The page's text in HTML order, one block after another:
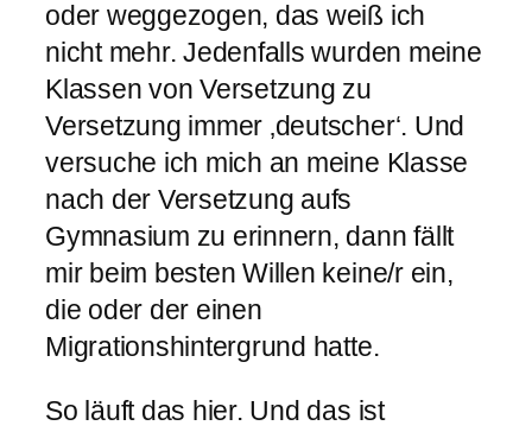
oder weggezogen, das weiß ich
nicht mehr. Jedenfalls wurden meine
Klassen von Versetzung zu
Versetzung immer ‚deutscher‘. Und
versuche ich mich an meine Klasse
nach der Versetzung aufs
Gymnasium zu erinnern, dann fällt
mir beim besten Willen keine/r ein,
die oder der einen
Migrationshintergrund hatte.
So läuft das hier. Und das ist